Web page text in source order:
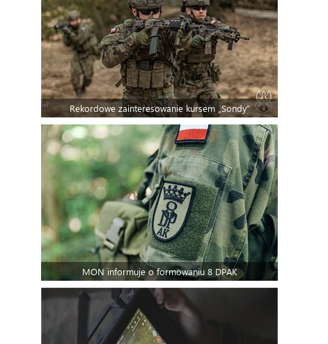
Rekordowe zainteresowanie kursem „Sondy”
MON informuje o formowaniu 8 DPAK